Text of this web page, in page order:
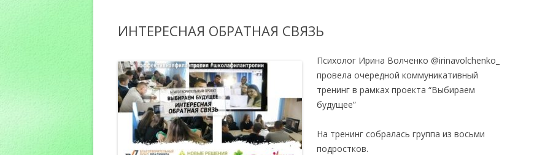
ИНТЕРЕСНАЯ ОБРАТНАЯ СВЯЗЬ
Психолог Ирина Волченко @irinavolchenko_
провела очередной коммуникативный
тренинг в рамках проекта “Выбираем
будущее”
На тренинг собралась группа из восьми
подростков.